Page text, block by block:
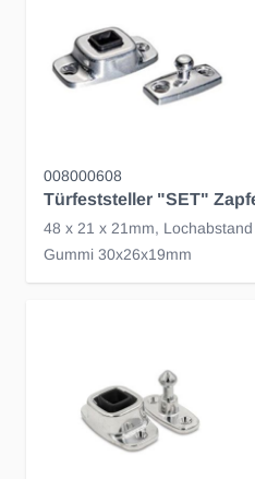
008000608
Türfeststeller "SET"
48 x 21 x 21mm,
Gummi 30x26x19mm